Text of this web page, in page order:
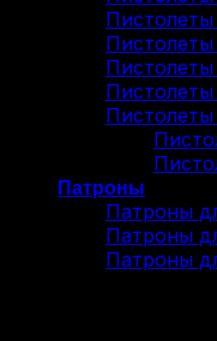
Пистолеты
Патроны
Патроны
Патроны
Патроны